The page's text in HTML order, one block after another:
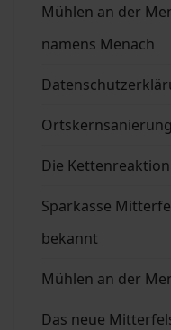
Mühlen an der
namens Menach
Die Kettenreaktion
Sparkasse
bekannt
Mühlen an der
Das neue